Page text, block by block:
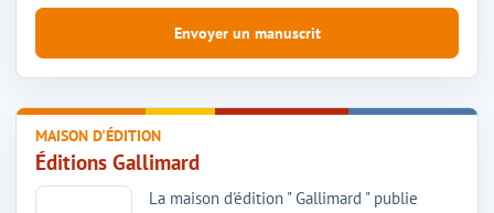
MAISON D'ÉDITION
Éditions Gallimard
La maison d'édition " Gallimard " publie
Envoyer un manuscrit